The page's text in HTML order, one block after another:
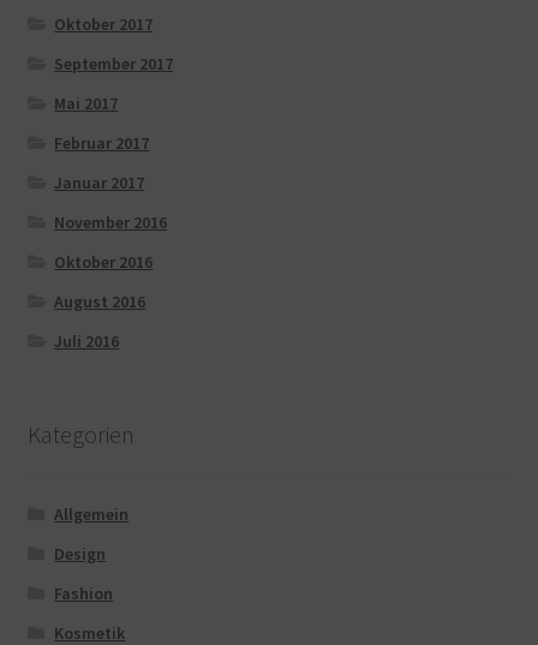
Oktober 2017
September 2017
Mai 2017
Februar 2017
Januar 2017
November 2016
Oktober 2016
August 2016
Juli 2016
Kategorien
Allgemein
Design
Fashion
Kosmetik